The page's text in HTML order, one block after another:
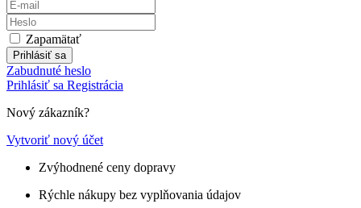
Zapamätať
Prihlásiť sa
Zabudnuté heslo
Prihlásiť sa Registrácia
Nový zákazník?
Vytvoriť nový účet
Zvýhodnené ceny dopravy
Rýchle nákupy bez vyplňovania údajov